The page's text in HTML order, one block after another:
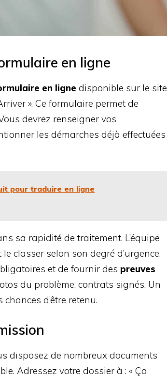
en ligne
en ligne disponible sur le site
». Ce formulaire permet de
devrez renseigner vos
les démarches déjà effectuées
pour traduire en ligne
sa rapidité de traitement. L’équipe
classer selon son degré d’urgence.
et de fournir des preuves
du problème, contrats signés. Un
d’être retenu.
disposez de nombreux documents
Adressez votre dossier à : « Ça